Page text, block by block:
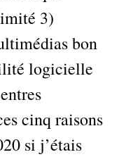
3)
bon
logicielle
cinq raisons
si j’étais